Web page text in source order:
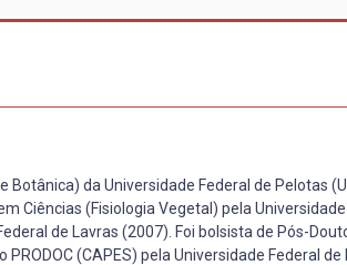
da Universidade Federal de Pelotas
Ciências (Fisiologia Vegetal) pela
de Lavras (2007). Foi bolsista de Pós-
(CAPES) pela Universidade Federal de